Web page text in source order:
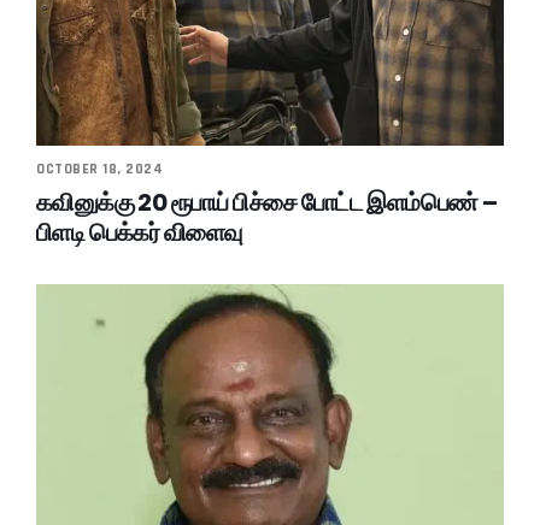
OCTOBER 18, 2024
கவினுக்கு 20 ரூபாய் பிச்சை போட்ட இளம்பெண் –
பிளடி பெக்கர் விளைவு